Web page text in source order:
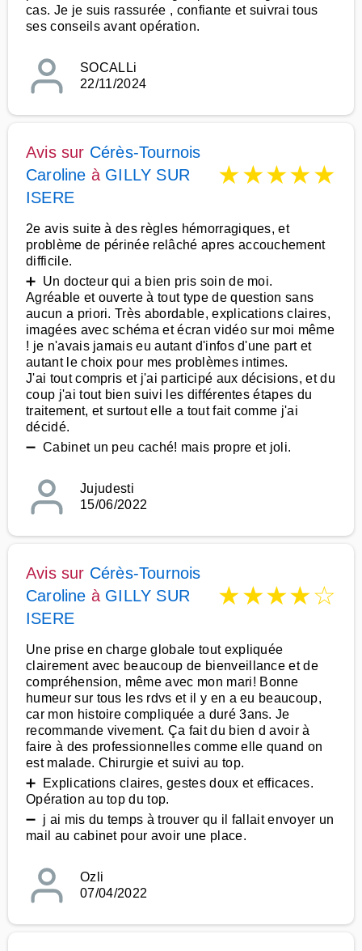
cas. Je je suis rassurée , confiante et suivrai tous
ses conseils avant opération.
SOCALLi
22/11/2024
Avis sur Cérès-Tournois
Caroline à GILLY SUR
ISERE
★★★★★
2e avis suite à des règles hémorragiques, et
problème de périnée relâché apres accouchement
difficile.
➕ Un docteur qui a bien pris soin de moi.
Agréable et ouverte à tout type de question sans
aucun a priori. Très abordable, explications claires,
imagées avec schéma et écran vidéo sur moi même
! je n'avais jamais eu autant d'infos d'une part et
autant le choix pour mes problèmes intimes.
J'ai tout compris et j'ai participé aux décisions, et du
coup j'ai tout bien suivi les différentes étapes du
traitement, et surtout elle a tout fait comme j'ai
décidé.
➖ Cabinet un peu caché! mais propre et joli.
Jujudesti
15/06/2022
Avis sur Cérès-Tournois
Caroline à GILLY SUR
ISERE
★★★★☆
Une prise en charge globale tout expliquée
clairement avec beaucoup de bienveillance et de
compréhension, même avec mon mari! Bonne
humeur sur tous les rdvs et il y en a eu beaucoup,
car mon histoire compliquée a duré 3ans. Je
recommande vivement. Ça fait du bien d avoir à
faire à des professionnelles comme elle quand on
est malade. Chirurgie et suivi au top.
➕ Explications claires, gestes doux et efficaces.
Opération au top du top.
➖ j ai mis du temps à trouver qu il fallait envoyer un
mail au cabinet pour avoir une place.
Ozli
07/04/2022